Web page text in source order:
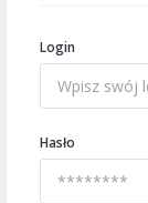
Login
Hasło